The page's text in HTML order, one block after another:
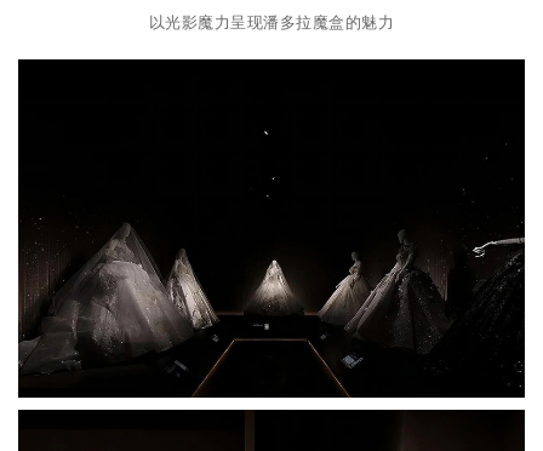
以光影魔力呈现潘多拉魔盒的魅力